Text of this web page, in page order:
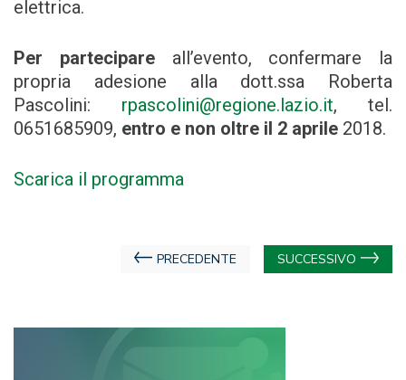
elettrica.
Per partecipareall’evento, confermare la
propria adesione alla dott.ssa Roberta
Pascolini: rpascolini@regione.lazio.it, tel.
0651685909, entro e non oltre il 2 aprile 2018.
Scarica il programma
Navigazione
PRECEDENTE SUCCESSIVO